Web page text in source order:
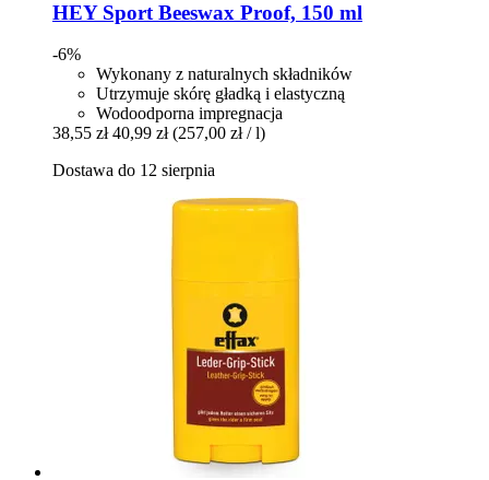
HEY Sport Beeswax Proof, 150 ml
-6%
Wykonany z naturalnych składników
Utrzymuje skórę gładką i elastyczną
Wodoodporna impregnacja
38,55 zł 40,99 zł (257,00 zł / l)
Dostawa do 12 sierpnia